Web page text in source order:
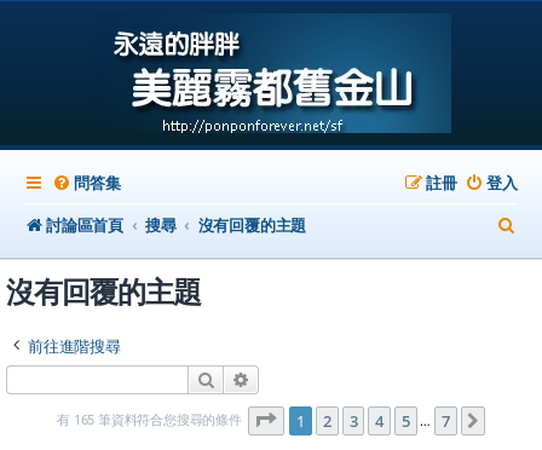
問答集 登入
註冊
討論區首頁
搜尋 沒有回覆的主題
尋
沒有回覆的主題
前往進階搜尋
搜尋
有 165 筆資料符合您搜尋的條件 1 頁 (共 7 頁)
1 2 3 4 5 … 7